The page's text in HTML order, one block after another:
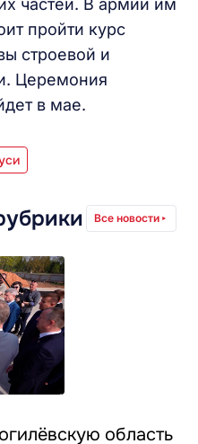
частей. В армии им
пройти курс
строевой и
Церемония
в мае.
Все новости
область